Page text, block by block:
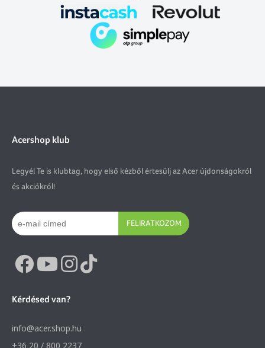
Acershop klub
Legyél Te is klubtag, hogy első kézből értesülj az Acer újdonságokról
és akciókról!
FELIRATKOZOM
Kérdésed van?
info@acer.shop.hu
+36 20 / 800 2237